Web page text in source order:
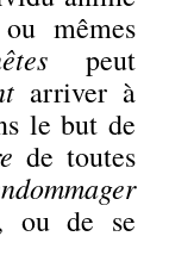
ou mêmes
peut
arriver à
le but de
de toutes
ou de se